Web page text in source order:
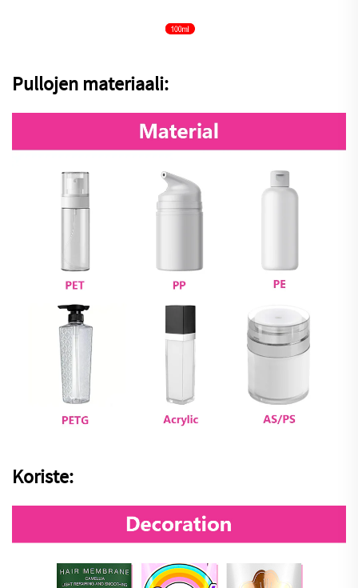
Pullojen materiaali:
Koriste: